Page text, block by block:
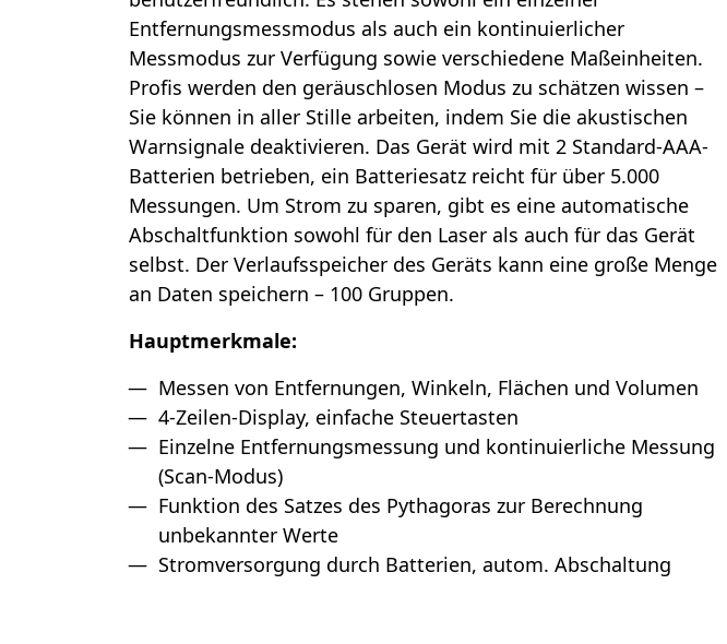
Entfernungsmessmodus als auch ein kontinuierlicher
Messmodus zur Verfügung sowie verschiedene Maßeinheiten.
Profis werden den geräuschlosen Modus zu schätzen wissen –
Sie können in aller Stille arbeiten, indem Sie die akustischen
Warnsignale deaktivieren. Das Gerät wird mit 2 Standard-AAA-
Batterien betrieben, ein Batteriesatz reicht für über 5.000
Messungen. Um Strom zu sparen, gibt es eine automatische
Abschaltfunktion sowohl für den Laser als auch für das Gerät
selbst. Der Verlaufsspeicher des Geräts kann eine große Menge
an Daten speichern – 100 Gruppen.
Hauptmerkmale:
Messen von Entfernungen, Winkeln, Flächen und Volumen
4-Zeilen-Display, einfache Steuertasten
Einzelne Entfernungsmessung und kontinuierliche Messung
(Scan-Modus)
Funktion des Satzes des Pythagoras zur Berechnung
unbekannter Werte
Stromversorgung durch Batterien, autom. Abschaltung